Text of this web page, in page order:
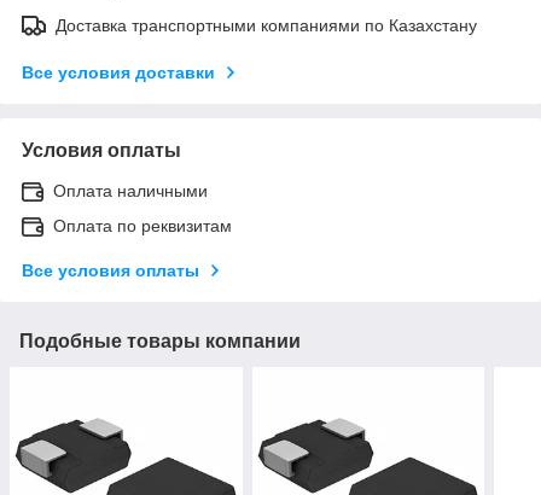
Доставка транспортными компаниями по Казахстану
Все условия доставки
Условия оплаты
Оплата наличными
Оплата по реквизитам
Все условия оплаты
Подобные товары компании